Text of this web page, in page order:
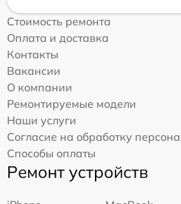
Стоимость ремонта
Оплата и доставка
Контакты
Вакансии
О компании
Ремонтируемые модели
Наши услуги
Согласие на обработку
Способы оплаты
Ремонт устройств